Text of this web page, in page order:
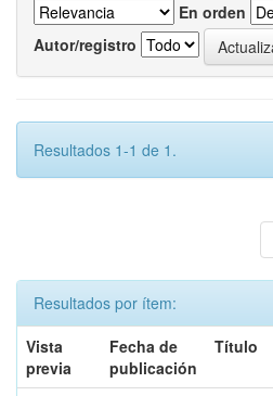
En orden
Autor/registro
Resultados 1-1 de 1.
Resultados por ítem:
Vista
previa
Fecha de
publicación
Título